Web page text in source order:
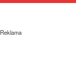
Reklama